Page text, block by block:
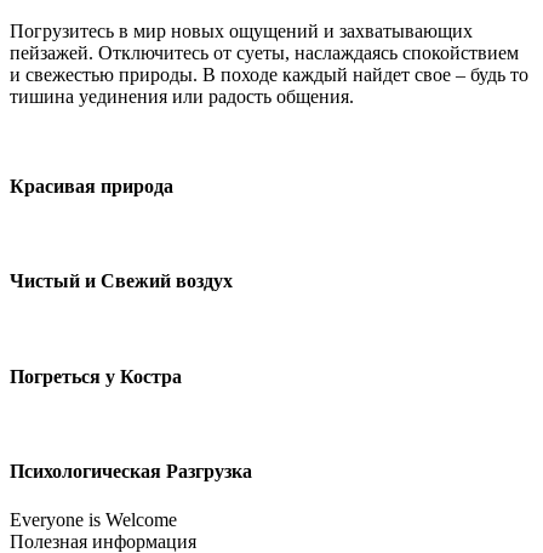
Погрузитесь в мир новых ощущений и захватывающих
пейзажей. Отключитесь от суеты, наслаждаясь спокойствием
и свежестью природы. В походе каждый найдет свое – будь то
тишина уединения или радость общения.
Красивая природа
Чистый и Свежий воздух
Погреться у Костра
Психологическая Разгрузка
Everyone is Welcome
Полезная информация